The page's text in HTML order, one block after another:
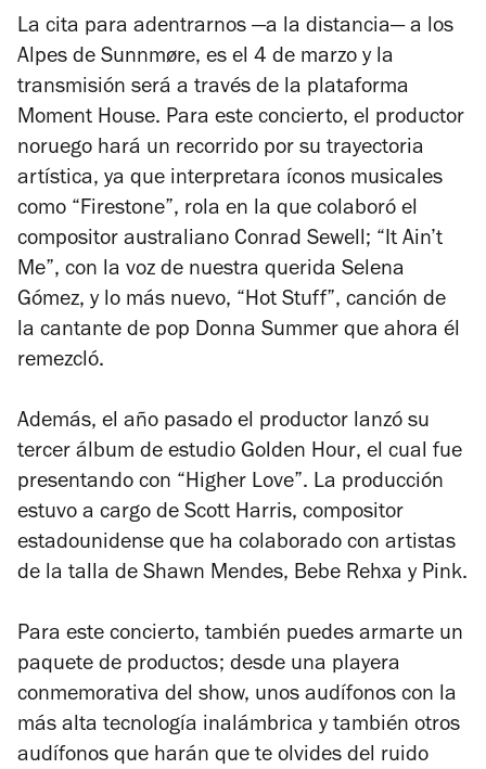
La cita para adentrarnos —a la distancia— a los
Alpes de Sunnmøre, es el 4 de marzo y la
transmisión será a través de la plataforma
Moment House. Para este concierto, el productor
noruego hará un recorrido por su trayectoria
artística, ya que interpretara íconos musicales
como “Firestone”, rola en la que colaboró el
compositor australiano Conrad Sewell; “It Ain’t
Me”, con la voz de nuestra querida Selena
Gómez, y lo más nuevo, “Hot Stuff”, canción de
la cantante de pop Donna Summer que ahora él
remezcló.
Además, el año pasado el productor lanzó su
tercer álbum de estudio Golden Hour, el cual fue
presentando con “Higher Love”. La producción
estuvo a cargo de Scott Harris, compositor
estadounidense que ha colaborado con artistas
de la talla de Shawn Mendes, Bebe Rehxa y Pink.
Para este concierto, también puedes armarte un
paquete de productos; desde una playera
conmemorativa del show, unos audífonos con la
más alta tecnología inalámbrica y también otros
audífonos que harán que te olvides del ruido